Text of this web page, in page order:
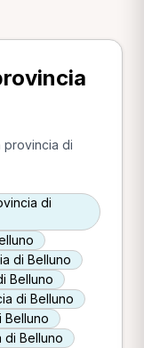
provincia di
di
di Belluno
Belluno
di Belluno
Belluno
di Belluno